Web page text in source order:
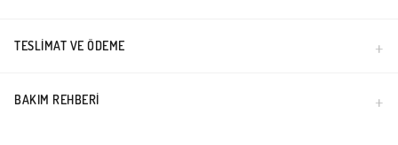
TESLIMAT VE ÖDEME
BAKIM REHBERI